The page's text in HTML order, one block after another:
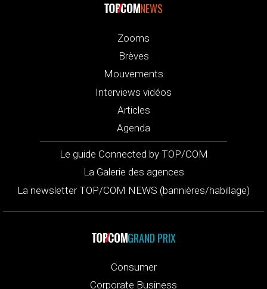
NEWS
Zooms
Brèves
Mouvements
Interviews vidéos
Articles
Agenda
Le guide Connected by TOP/COM
La Galerie des agences
La newsletter TOP/COM NEWS (bannières/habillage)
GRAND PRIX
Consumer
Corporate Business